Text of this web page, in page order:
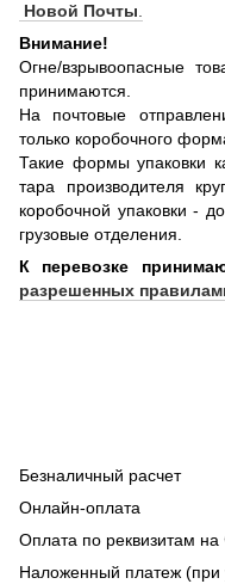
Новой Почты.
Внимание!
Огне/взрывоопасные
принимаются.
На почтовые
только коробочного
Такие формы упаковки
тара производителя
коробочной упаковки -
грузовые отделения.
К перевозке
разрешенных
Безналичный расчет
Онлайн-оплата
Оплата по реквизитам
Наложенный платеж (при